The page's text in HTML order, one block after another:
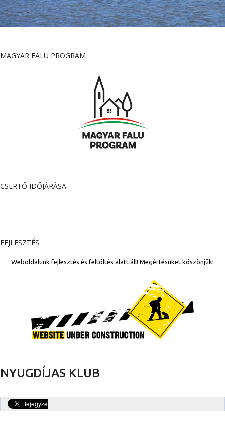
MAGYAR FALU PROGRAM
CSERTŐ IDŐJÁRÁSA
FEJLESZTÉS
Weboldalunk fejlesztés és feltöltés alatt áll! Megértésüket köszönjük!
NYUGDÍJAS KLUB